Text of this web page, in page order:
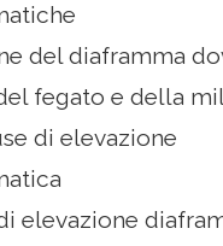
del diaframma
fegato e della
di elevazione
elevazione